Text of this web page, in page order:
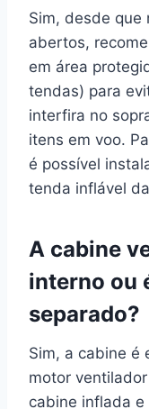
Sim, desde que
abertos,
em área
tendas) para
interfira no
itens em voo.
é possível
tenda inflável
A cabine
interno ou
separado?
Sim, a cabine é
motor
cabine inflada